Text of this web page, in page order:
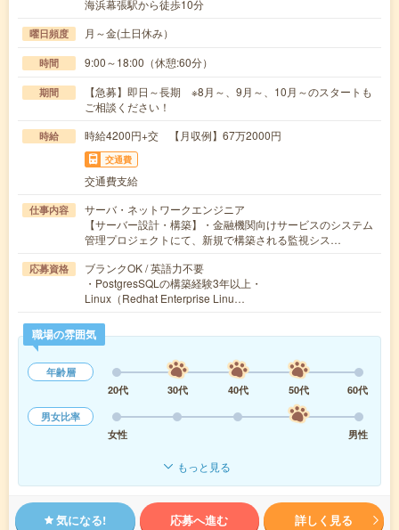
海浜幕張駅から徒歩10分
曜日頻度 月～金(土日休み）
時間 9:00～18:00（休憩:60分）
期間
【急募】即日～長期 ※8月～、9月～、10月～のスタートも
ご相談ください！
時給 時給4200円+交 【月収例】67万2000円
交通費
交通費支給
仕事内容
サーバ・ネットワークエンジニア
【サーバー設計・構築】・金融機関向けサービスのシステム
管理プロジェクトにて、新規で構築される監視シス…
応募資格
ブランクOK / 英語力不要
・PostgresSQLの構築経験3年以上・
Linux（Redhat Enterprise Linu…
職場の雰囲気
年齢層
20代
30代 40代 50代
60代
男女比率
女性
男性
もっと見る
気になる! 応募へ進む 詳しく見る